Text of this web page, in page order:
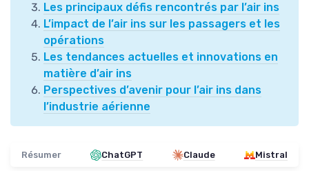
Les principaux défis rencontrés par l’air ins
L’impact de l’air ins sur les passagers et les
opérations
Les tendances actuelles et innovations en
matière d’air ins
Perspectives d’avenir pour l’air ins dans
l’industrie aérienne
Résumer ChatGPT Claude Mistral